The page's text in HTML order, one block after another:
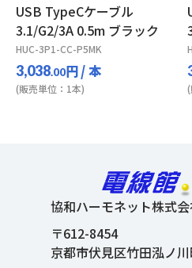
USB TypeCケーブル
3.1/G2/3A 0.5m ブラック
HUC-3P1-CC-P5MK
3,038.00円/ 本
(販売単位：1本)
協和ハーモネット株式
〒612-8454
京都市伏見区竹田泓ノ